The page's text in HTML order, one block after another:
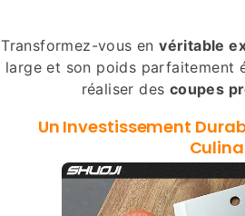
Transformez-vous envéritable
large et son poids parfaitement
réaliser des coupes
Un Investissement